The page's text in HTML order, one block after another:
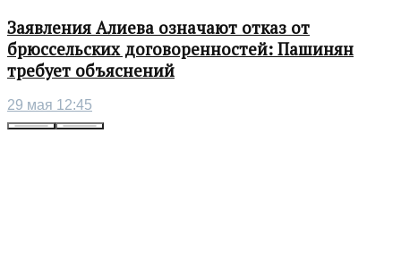
Заявления Алиева означают отказ от
брюссельских договоренностей: Пашинян
требует объяснений
29 мая 12:45